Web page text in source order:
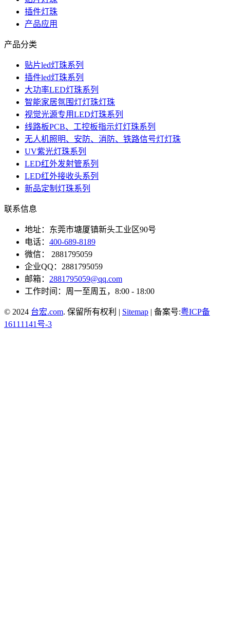
插件灯珠
产品应用
产品分类
贴片led灯珠系列
插件led灯珠系列
大功率LED灯珠系列
智能家居氛围灯灯珠灯珠
视觉光源专用LED灯珠系列
线路板PCB、工控板指示灯灯珠系列
无人机照明、安防、消防、铁路信号灯灯珠
UV紫光灯珠系列
LED红外发射管系列
LED红外接收头系列
新品定制灯珠系列
联系信息
地址：东莞市塘厦镇新头工业区90号
电话： 400-689-8189
微信： 2881795059
企业QQ：2881795059
邮箱： 2881795059@qq.com
工作时间：周一至周五，8:00 - 18:00
© 2024 台宏.com. 保留所有权利 | Sitemap | 备案号:粤ICP备
16111141号-3